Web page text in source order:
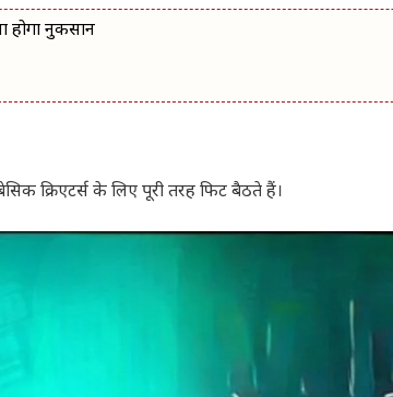
होगा नुकसान
क्रिएटर्स के लिए पूरी तरह फिट बैठते हैं।